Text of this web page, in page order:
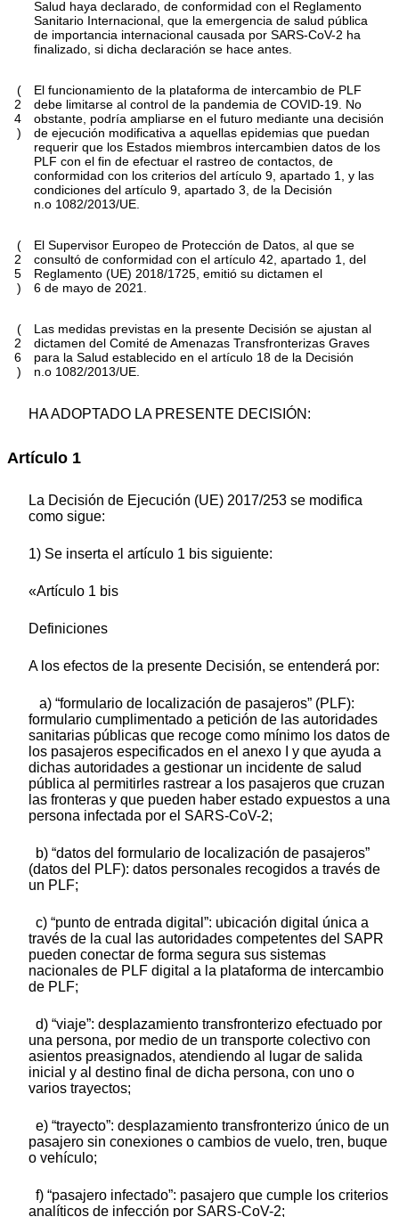
Salud haya declarado, de conformidad con el Reglamento
Sanitario Internacional, que la emergencia de salud pública
de importancia internacional causada por SARS-CoV-2 ha
finalizado, si dicha declaración se hace antes.
(
2
4
)
El funcionamiento de la plataforma de intercambio de PLF
debe limitarse al control de la pandemia de COVID-19. No
obstante, podría ampliarse en el futuro mediante una decisión
de ejecución modificativa a aquellas epidemias que puedan
requerir que los Estados miembros intercambien datos de los
PLF con el fin de efectuar el rastreo de contactos, de
conformidad con los criterios del artículo 9, apartado 1, y las
condiciones del artículo 9, apartado 3, de la Decisión
n.o 1082/2013/UE.
(
2
5
)
El Supervisor Europeo de Protección de Datos, al que se
consultó de conformidad con el artículo 42, apartado 1, del
Reglamento (UE) 2018/1725, emitió su dictamen el
6 de mayo de 2021.
(
2
6
)
Las medidas previstas en la presente Decisión se ajustan al
dictamen del Comité de Amenazas Transfronterizas Graves
para la Salud establecido en el artículo 18 de la Decisión
n.o 1082/2013/UE.
HA ADOPTADO LA PRESENTE DECISIÓN:
Artículo 1
La Decisión de Ejecución (UE) 2017/253 se modifica
como sigue:
1) Se inserta el artículo 1 bis siguiente:
«Artículo 1 bis
Definiciones
A los efectos de la presente Decisión, se entenderá por:
a) “formulario de localización de pasajeros” (PLF):
formulario cumplimentado a petición de las autoridades
sanitarias públicas que recoge como mínimo los datos de
los pasajeros especificados en el anexo I y que ayuda a
dichas autoridades a gestionar un incidente de salud
pública al permitirles rastrear a los pasajeros que cruzan
las fronteras y que pueden haber estado expuestos a una
persona infectada por el SARS-CoV-2;
b) “datos del formulario de localización de pasajeros”
(datos del PLF): datos personales recogidos a través de
un PLF;
c) “punto de entrada digital”: ubicación digital única a
través de la cual las autoridades competentes del SAPR
pueden conectar de forma segura sus sistemas
nacionales de PLF digital a la plataforma de intercambio
de PLF;
d) “viaje”: desplazamiento transfronterizo efectuado por
una persona, por medio de un transporte colectivo con
asientos preasignados, atendiendo al lugar de salida
inicial y al destino final de dicha persona, con uno o
varios trayectos;
e) “trayecto”: desplazamiento transfronterizo único de un
pasajero sin conexiones o cambios de vuelo, tren, buque
o vehículo;
f) “pasajero infectado”: pasajero que cumple los criterios
analíticos de infección por SARS-CoV-2;